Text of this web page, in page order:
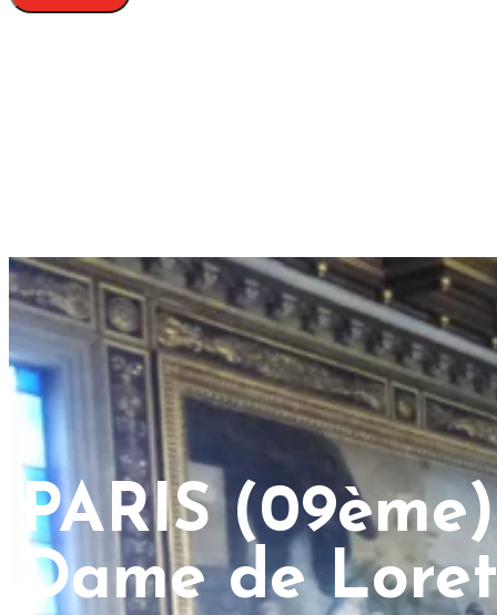
PARIS
Dame de